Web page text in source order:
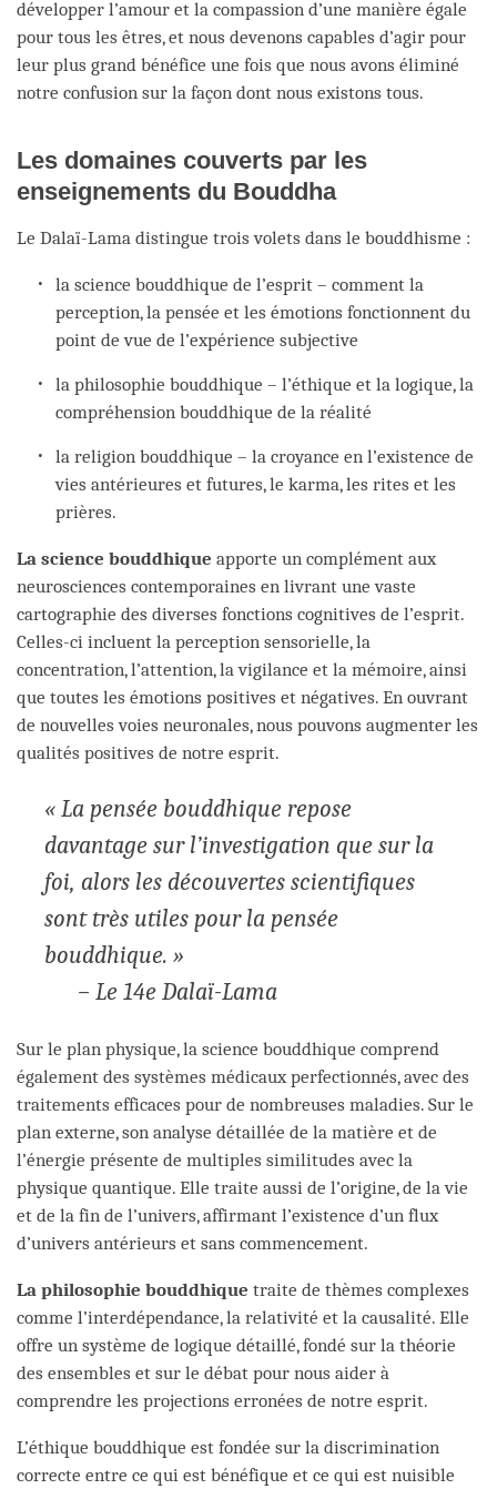
développer l’amour et la compassion d’une manière égale
pour tous les êtres, et nous devenons capables d’agir pour
leur plus grand bénéfice une fois que nous avons éliminé
notre confusion sur la façon dont nous existons tous.
Les domaines couverts par les
enseignements du Bouddha
Le Dalaï-Lama distingue trois volets dans le bouddhisme :
la science bouddhique de l’esprit – comment la
perception, la pensée et les émotions fonctionnent du
point de vue de l’expérience subjective
la philosophie bouddhique – l’éthique et la logique, la
compréhension bouddhique de la réalité
la religion bouddhique – la croyance en l’existence de
vies antérieures et futures, le karma, les rites et les
prières.
La science bouddhique apporte un complément aux
neurosciences contemporaines en livrant une vaste
cartographie des diverses fonctions cognitives de l’esprit.
Celles-ci incluent la perception sensorielle, la
concentration, l’attention, la vigilance et la mémoire, ainsi
que toutes les émotions positives et négatives. En ouvrant
de nouvelles voies neuronales, nous pouvons augmenter les
qualités positives de notre esprit.
« La pensée bouddhique repose
davantage sur l’investigation que sur la
foi, alors les découvertes scientifiques
sont très utiles pour la pensée
bouddhique. »
– Le 14e Dalaï-Lama
Sur le plan physique, la science bouddhique comprend
également des systèmes médicaux perfectionnés, avec des
traitements efficaces pour de nombreuses maladies. Sur le
plan externe, son analyse détaillée de la matière et de
l’énergie présente de multiples similitudes avec la
physique quantique. Elle traite aussi de l’origine, de la vie
et de la fin de l’univers, affirmant l’existence d’un flux
d’univers antérieurs et sans commencement.
La philosophie bouddhique traite de thèmes complexes
comme l’interdépendance, la relativité et la causalité. Elle
offre un système de logique détaillé, fondé sur la théorie
des ensembles et sur le débat pour nous aider à
comprendre les projections erronées de notre esprit.
L’éthique bouddhique est fondée sur la discrimination
correcte entre ce qui est bénéfique et ce qui est nuisible